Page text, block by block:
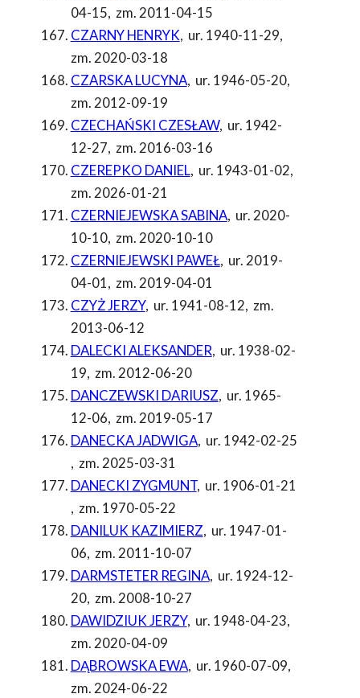
04-15, zm. 2011-04-15
CZARNY HENRYK, ur. 1940-11-29,
zm. 2020-03-18
CZARSKA LUCYNA, ur. 1946-05-20,
zm. 2012-09-19
CZECHAŃSKI CZESŁAW, ur. 1942-
12-27, zm. 2016-03-16
CZEREPKO DANIEL, ur. 1943-01-02,
zm. 2026-01-21
CZERNIEJEWSKA SABINA, ur. 2020-
10-10, zm. 2020-10-10
CZERNIEJEWSKI PAWEŁ, ur. 2019-
04-01, zm. 2019-04-01
CZYŻ JERZY, ur. 1941-08-12, zm.
2013-06-12
DALECKI ALEKSANDER, ur. 1938-02-
19, zm. 2012-06-20
DANCZEWSKI DARIUSZ, ur. 1965-
12-06, zm. 2019-05-17
DANECKA JADWIGA, ur. 1942-02-25
, zm. 2025-03-31
DANECKI ZYGMUNT, ur. 1906-01-21
, zm. 1970-05-22
DANILUK KAZIMIERZ, ur. 1947-01-
06, zm. 2011-10-07
DARMSTETER REGINA, ur. 1924-12-
20, zm. 2008-10-27
DAWIDZIUK JERZY, ur. 1948-04-23,
zm. 2020-04-09
DĄBROWSKA EWA, ur. 1960-07-09,
zm. 2024-06-22